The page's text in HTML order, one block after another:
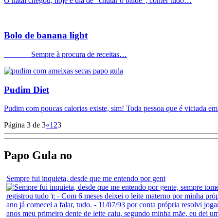
Bolo de banana light
Sempre à procura de receitas…
Pudim Diet
Pudim com poucas calorias existe, sim! Toda pessoa que é viciada
Página 3 de 3«123
Papo Gula no
Sempre fui inquieta, desde que me entendo por gent